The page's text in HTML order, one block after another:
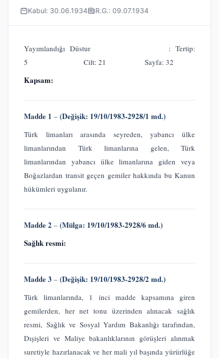
Kabul: 30.06.1934 R.G.: 09.07.1934
Yayımlandığı Düstur : Tertip:
5 Cilt: 21 Sayfa: 32
Kapsam:
Madde 1 – (Değişik: 19/10/1983-2928/1 md.)
Türk limanları arasında seyreden, yabancı ülke
limanlarından Türk limanlarına gelen, Türk
limanlarından yabancı ülke limanlarına giden veya
Boğazlardan transit geçen gemiler hakkında bu Kanun
hükümleri uygulanır.
Madde 2 – (Mülga: 19/10/1983-2928/6 md.)
Sağlık resmi:
Madde 3 – (Değişik: 19/10/1983-2928/2 md.)
Türk limanlarında, 1 inci madde kapsamına giren
gemilerden, her net tonu üzerinden alınacak sağlık
resmi, Sağlık ve Sosyal Yardım Bakanlığı tarafından,
Dışişleri ve Maliye bakanlıklarının görüşleri alınmak
suretiyle hazırlanacak ve her mali yıl başında yürürlüğe